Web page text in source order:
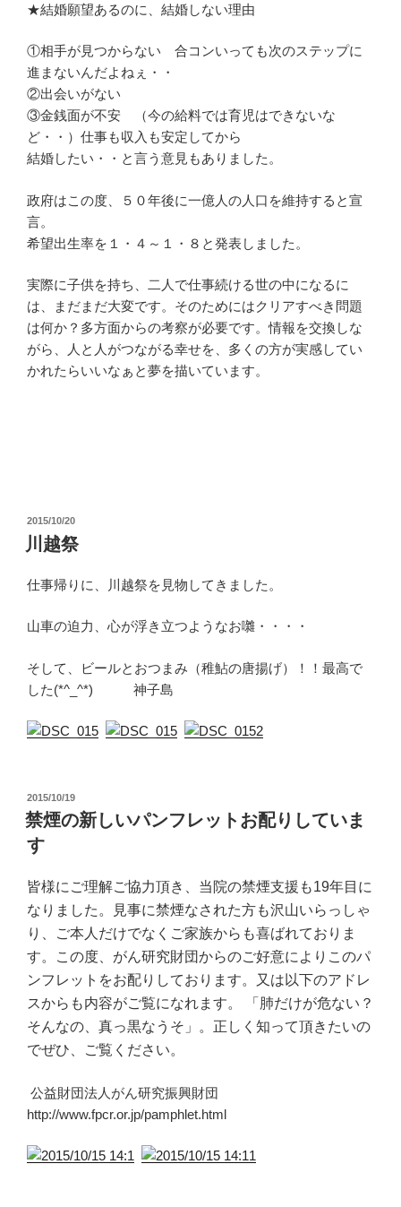
★結婚願望あるのに、結婚しない理由
①相手が見つからない 合コンいっても次のステップに
進まないんだよねぇ・・
②出会いがない
③金銭面が不安 （今の給料では育児はできないな
ど・・）仕事も収入も安定してから
結婚したい・・と言う意見もありました。
政府はこの度、５０年後に一億人の人口を維持すると宣
言。
希望出生率を１・４～１・８と発表しました。
実際に子供を持ち、二人で仕事続ける世の中になるに
は、まだまだ大変です。そのためにはクリアすべき問題
は何か？多方面からの考察が必要です。情報を交換しな
がら、人と人がつながる幸せを、多くの方が実感してい
かれたらいいなぁと夢を描いています。
投
稿
日:
2015/10/20
川越祭
仕事帰りに、川越祭を見物してきました。
山車の迫力、心が浮き立つようなお囃・・・・
そして、ビールとおつまみ（稚鮎の唐揚げ）！！最高で
した(*^_^*) 神子島
投
稿
日:
2015/10/19
禁煙の新しいパンフレットお配りしていま
す
皆様にご理解ご協力頂き、当院の禁煙支援も19年目に
なりました。見事に禁煙なされた方も沢山いらっしゃ
り、ご本人だけでなくご家族からも喜ばれておりま
す。この度、がん研究財団からのご好意によりこのパ
ンフレットをお配りしております。又は以下のアドレ
スからも内容がご覧になれます。 「肺だけが危ない？
そんなの、真っ黒なうそ」。正しく知って頂きたいの
でぜひ、ご覧ください。
公益財団法人がん研究振興財団
http://www.fpcr.or.jp/pamphlet.html